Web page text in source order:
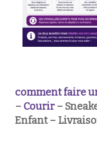
comment faire
– Courir–
Enfant –